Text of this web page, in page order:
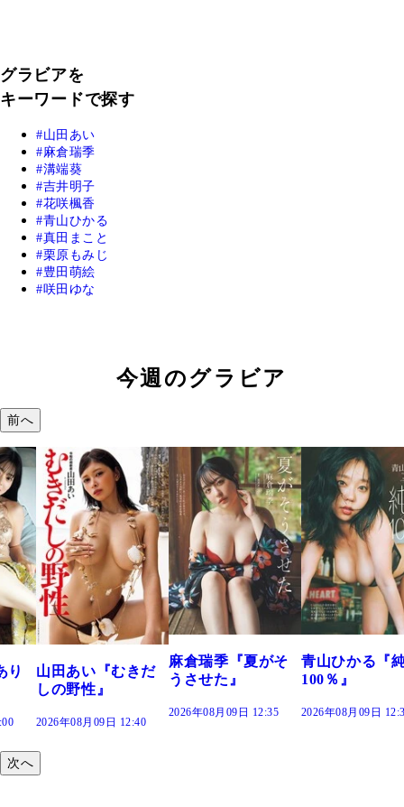
グラビアを
キーワードで探す
山田あい
麻倉瑞季
溝端葵
吉井明子
花咲楓香
青山ひかる
真田まこと
栗原もみじ
豊田萌絵
咲田ゆな
今週のグラビア
前へ
だ
麻倉瑞季『夏がそ
うさせた』
青山ひかる『純度
100％』
2026年08月09日 12:30
溝端 葵『もう
つの、あおい
で。』
2026年08月09日
次へ